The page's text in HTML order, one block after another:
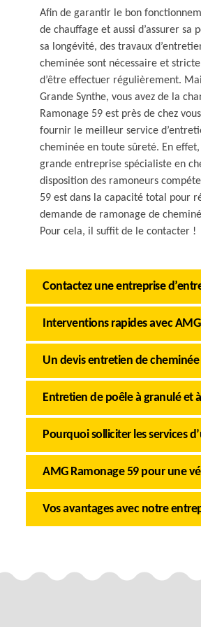
Afin de garantir le bon
de chauffage et aussi d’assurer sa
sa longévité, des travaux
cheminée sont nécessaire et
d’être effectuer régulièrement.
Grande Synthe, vous avez de la
Ramonage 59 est près de chez
fournir le meilleur service
cheminée en toute sûreté. En effet,
grande entreprise spécialiste en
disposition des ramoneurs
59 est dans la capacité total pour
demande de ramonage de
Pour cela, il suffit de le contacter !
Contactez une entreprise
Interventions rapides avec
Un devis entretien de
Entretien de poêle à granulé et
Pourquoi solliciter les services
AMG Ramonage 59 pour une
Vos avantages avec notre